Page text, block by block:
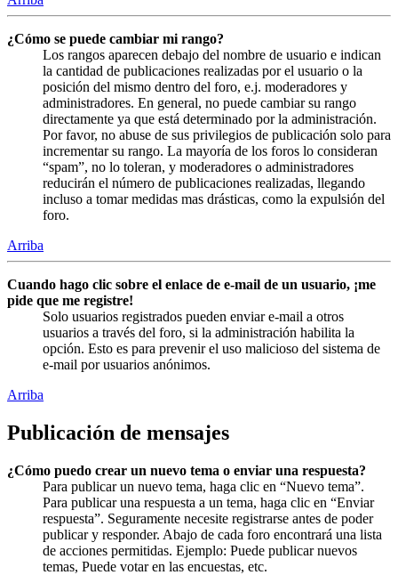
¿Cómo se puede cambiar mi rango?
Los rangos aparecen debajo del nombre de usuario e indican
la cantidad de publicaciones realizadas por el usuario o la
posición del mismo dentro del foro, e.j. moderadores y
administradores. En general, no puede cambiar su rango
directamente ya que está determinado por la administración.
Por favor, no abuse de sus privilegios de publicación solo para
incrementar su rango. La mayoría de los foros lo consideran
“spam”, no lo toleran, y moderadores o administradores
reducirán el número de publicaciones realizadas, llegando
incluso a tomar medidas mas drásticas, como la expulsión del
foro.
Arriba
Cuando hago clic sobre el enlace de e-mail de un usuario, ¡me
pide que me registre!
Solo usuarios registrados pueden enviar e-mail a otros
usuarios a través del foro, si la administración habilita la
opción. Esto es para prevenir el uso malicioso del sistema de
e-mail por usuarios anónimos.
Arriba
Publicación de mensajes
¿Cómo puedo crear un nuevo tema o enviar una respuesta?
Para publicar un nuevo tema, haga clic en “Nuevo tema”.
Para publicar una respuesta a un tema, haga clic en “Enviar
respuesta”. Seguramente necesite registrarse antes de poder
publicar y responder. Abajo de cada foro encontrará una lista
de acciones permitidas. Ejemplo: Puede publicar nuevos
temas, Puede votar en las encuestas, etc.